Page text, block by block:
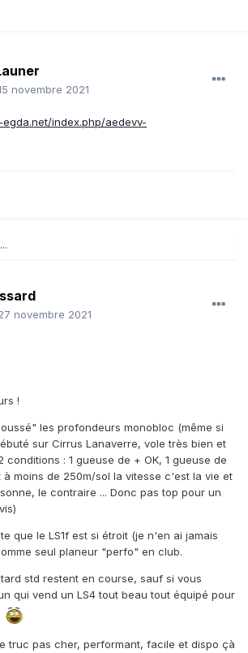
novembre 2021
index.php/aedevv-
novembre 2021
!
les profondeurs monobloc (même si
sur Cirrus Lanaverre, vole très bien et
: 1 gueuse de + OK, 1 gueuse de
à moins de 250m/sol la vitesse c'est la vie et
le contraire ... Donc pas top pour un
que le LS1f est si étroit (je n'en ai jamais
seul planeur "perfo" en club.
std restent en course, sauf si vous
qui vend un LS4 tout beau tout équipé pour
truc pas cher, performant, facile et dispo çà